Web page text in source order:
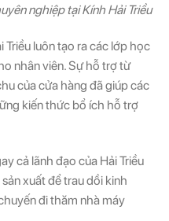
nghiệp tại Kính Hải Triều
Triều luôn tạo ra các lớp học
nhân viên. Sự hỗ trợ từ
của cửa hàng đã giúp các
kiến thức bổ ích hỗ trợ
cả lãnh đạo của Hải Triều
xuất để trau dồi kinh
đi thăm nhà máy